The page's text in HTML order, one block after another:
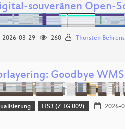
souveränen Open-
2026-03-29 260 Thorsten Behrens
Goodbye
HS3 (ZHG 009) 2026-